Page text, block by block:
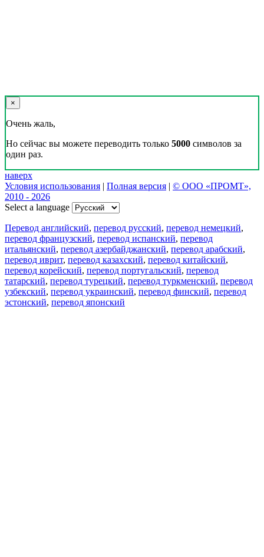
×
Очень жаль,
Но сейчас вы можете переводить только 5000 символов за
один раз.
наверх
Условия использования | Полная версия | © ООО «ПРОМТ»,
2010 - 2026
Select a language
Перевод английский, перевод русский, перевод немецкий,
перевод французский, перевод испанский, перевод
итальянский, перевод азербайджанский, перевод арабский,
перевод иврит, перевод казахский, перевод китайский,
перевод корейский, перевод португальский, перевод
татарский, перевод турецкий, перевод туркменский, перевод
узбекский, перевод украинский, перевод финский, перевод
эстонский, перевод японский